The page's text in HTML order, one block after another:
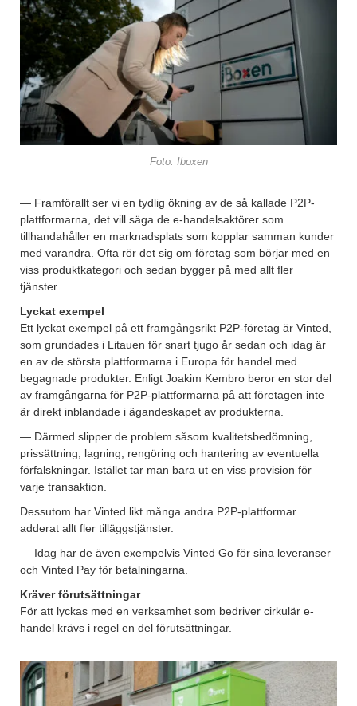
Foto: Iboxen
— Framförallt ser vi en tydlig ökning av de så kallade P2P-
plattformarna, det vill säga de e-handelsaktörer som
tillhandahåller en marknadsplats som kopplar samman kunder
med varandra. Ofta rör det sig om företag som börjar med en
viss produktkategori och sedan bygger på med allt fler
tjänster.
Lyckat exempel
Ett lyckat exempel på ett framgångsrikt P2P-företag är Vinted,
som grundades i Litauen för snart tjugo år sedan och idag är
en av de största plattformarna i Europa för handel med
begagnade produkter. Enligt Joakim Kembro beror en stor del
av framgångarna för P2P-plattformarna på att företagen inte
är direkt inblandade i ägandeskapet av produkterna.
— Därmed slipper de problem såsom kvalitetsbedömning,
prissättning, lagning, rengöring och hantering av eventuella
förfalskningar. Istället tar man bara ut en viss provision för
varje transaktion.
Dessutom har Vinted likt många andra P2P-plattformar
adderat allt fler tilläggstjänster.
— Idag har de även exempelvis Vinted Go för sina leveranser
och Vinted Pay för betalningarna.
Kräver förutsättningar
För att lyckas med en verksamhet som bedriver cirkulär e-
handel krävs i regel en del förutsättningar.